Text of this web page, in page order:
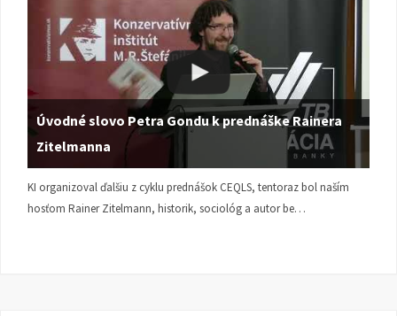
Úvodné slovo Petra Gondu k prednáške Rainera
Zitelmanna
KI organizoval ďalšiu z cyklu prednášok CEQLS, tentoraz bol naším
hosťom Rainer Zitelmann, historik, sociológ a autor be…